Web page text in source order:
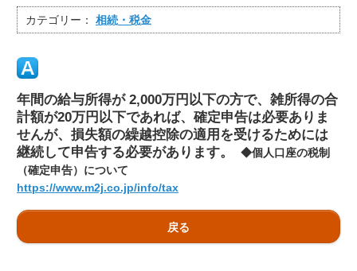
カテゴリー： 相続・税金
年間の給与所得が 2,000万円以下の方で、雑所得の合
計額が20万円以下であれば、確定申告は必要ありま
せんが、損失額の繰越控除の適用を受けるためには
継続して申告する必要があります。
◆個人口座の税制
（確定申告）について
https://www.m2j.co.jp/info/tax
戻る